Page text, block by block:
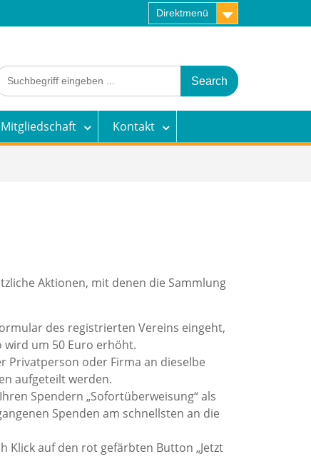
Direktmenü
Mitgliedschaft Kontakt
Aktionen, mit denen die Sammlung
des registrierten Vereins eingeht,
wird um 50 Euro erhöht.
Privatperson oder Firma an dieselbe
aufgeteilt werden.
Spendern „Sofortüberweisung“ als
Spenden am schnellsten an die
auf den rot gefärbten Button „Jetzt